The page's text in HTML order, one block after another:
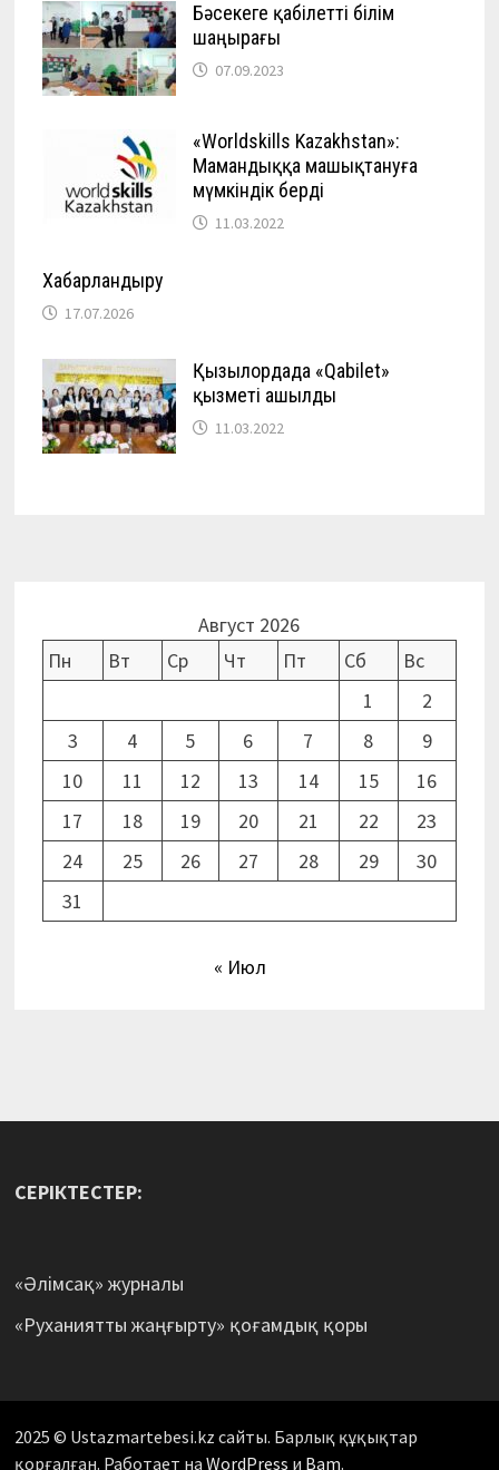
Бәсекеге қабілетті білім
шаңырағы
07.09.2023
«Worldskills Kazakhstan»:
Мамандыққа машықтануға
мүмкіндік берді
11.03.2022
Хабарландыру
17.07.2026
Қызылордада «Qabilet»
қызметі ашылды
11.03.2022
Август 2026
Пн
Вт Ср Чт Пт Сб
Вс
1
2
3
4 5 6 7 8
9
10
11 12 13 14 15
16
17
18 19 20 21 22
23
24
25 26 27 28 29
30
31
« Июл
СЕРІКТЕСТЕР:
«Әлімсақ» журналы
«Руханиятты жаңғырту» қоғамдық қоры
2025 © Ustazmartebesi.kz сайты. Барлық құқықтар
қорғалған. Работает на WordPress и Bam.